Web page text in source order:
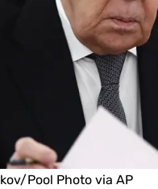
Pool Photo via AP